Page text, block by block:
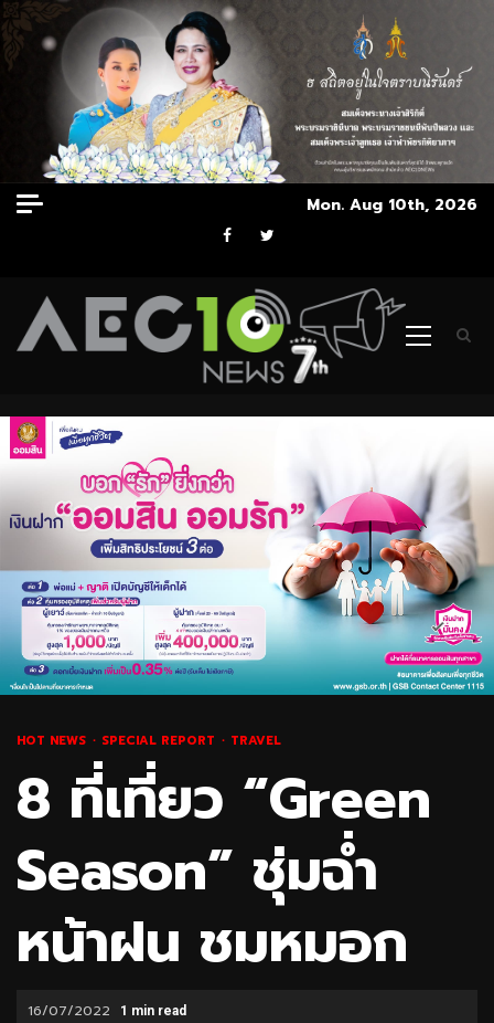
Skip
to
Mon. Aug 10th, 2026
Facebook
Twitter
Primary
HOT NEWS SPECIAL REPORT TRAVEL
8 ที่เที่ยว “Green
Season” ชุ่มฉ่ำ
หน้าฝน ชมหมอก
16/07/2022 1 min read